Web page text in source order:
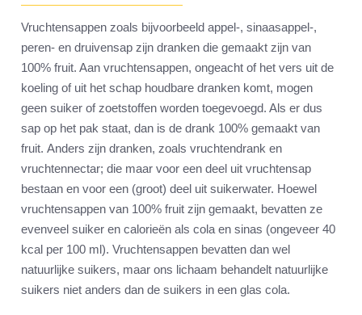
Vruchtensappen zoals bijvoorbeeld appel-, sinaasappel-,
peren- en druivensap zijn dranken die gemaakt zijn van
100% fruit. Aan vruchtensappen, ongeacht of het vers uit de
koeling of uit het schap houdbare dranken komt, mogen
geen suiker of zoetstoffen worden toegevoegd. Als er dus
sap op het pak staat, dan is de drank 100% gemaakt van
fruit. Anders zijn dranken, zoals vruchtendrank en
vruchtennectar; die maar voor een deel uit vruchtensap
bestaan en voor een (groot) deel uit suikerwater. Hoewel
vruchtensappen van 100% fruit zijn gemaakt, bevatten ze
evenveel suiker en calorieën als cola en sinas (ongeveer 40
kcal per 100 ml). Vruchtensappen bevatten dan wel
natuurlijke suikers, maar ons lichaam behandelt natuurlijke
suikers niet anders dan de suikers in een glas cola.